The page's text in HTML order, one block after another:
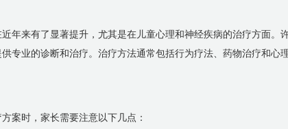
年来有了显著提升，尤其是在儿童心理和神经疾病的治疗方面。
专业的诊断和治疗。治疗方法通常包括行为疗法、药物治疗和心
案时，家长需要注意以下几点：